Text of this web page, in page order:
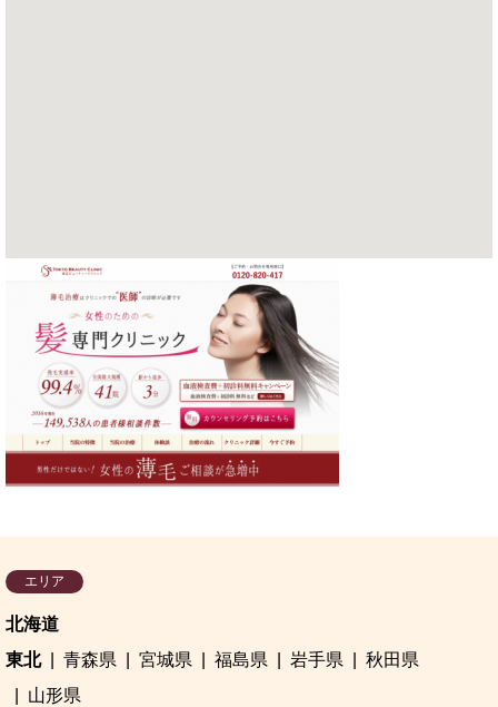
エリア
北海道
東北
青森県 宮城県 福島県 岩手県
秋田県
山形県